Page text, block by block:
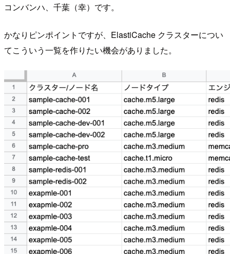
コンバンハ、千葉（幸）です。
かなりピンポイントですが、ElastiCache クラスターについ
てこういう一覧を作りたい機会がありました。